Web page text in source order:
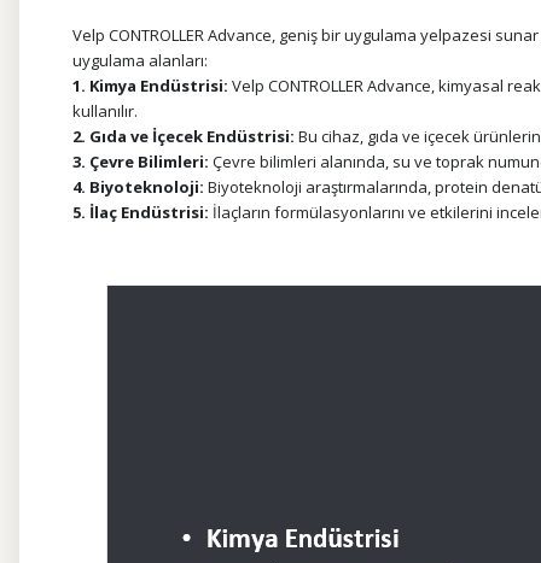
Velp CONTROLLER Advance, geniş bir uygulama yelpazesi
uygulama alanları:
1. Kimya Endüstrisi: Velp CONTROLLER Advance, kimyasal
kullanılır.
2. Gıda ve İçecek Endüstrisi: Bu cihaz, gıda ve içecek
3. Çevre Bilimleri: Çevre bilimleri alanında, su ve toprak
4. Biyoteknoloji: Biyoteknoloji araştırmalarında, protein
5. İlaç Endüstrisi: İlaçların formülasyonlarını ve etkilerini